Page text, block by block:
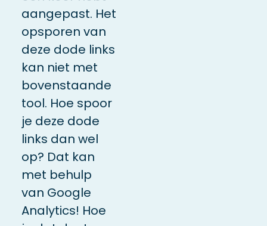
aangepast. Het
opsporen van
deze dode links
kan niet met
bovenstaande
tool. Hoe spoor
je deze dode
links dan wel
op? Dat kan
met behulp
van Google
Analytics! Hoe